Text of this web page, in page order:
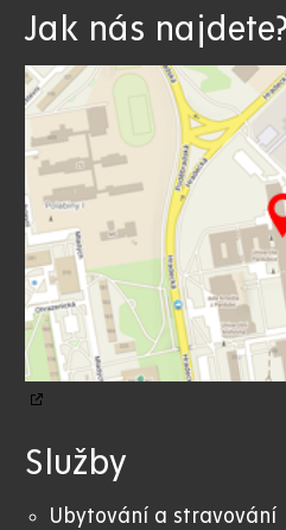
Jak nás najdete?
Služby
Ubytování a stravování